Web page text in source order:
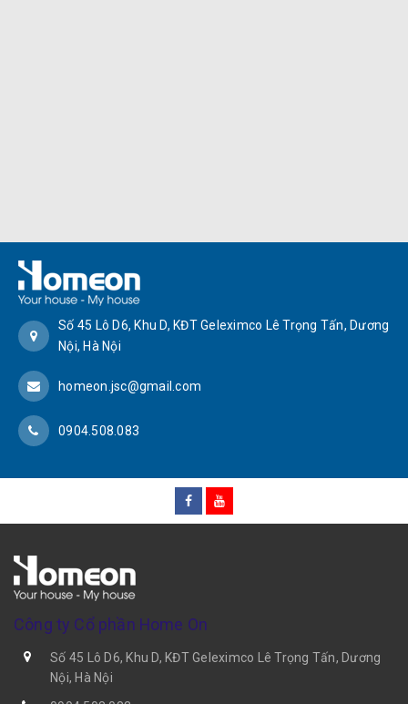
Số 45 Lô D6, Khu D, KĐT Geleximco Lê Trọng Tấn, Dương
Nội, Hà Nội
homeon.jsc@gmail.com
0904.508.083
Công ty Cổ phần Home On
Số 45 Lô D6, Khu D, KĐT Geleximco Lê Trọng Tấn, Dương
Nội, Hà Nội